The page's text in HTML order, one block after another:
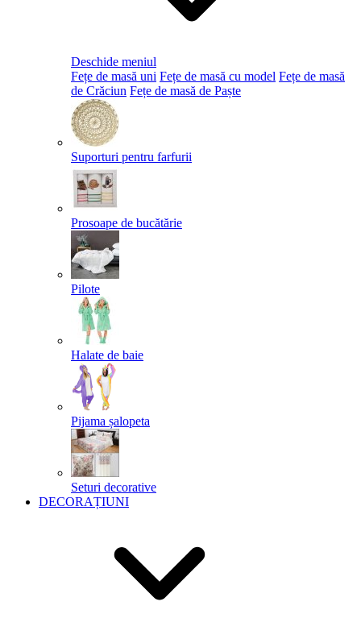
Deschide meniul
Fețe de masă uni Fețe de masă cu model Fețe de masă
de Crăciun Fețe de masă de Paște​
Suporturi pentru farfurii
Prosoape de bucătărie
Pilote
Halate de baie
Pijama șalopeta
Seturi decorative
DECORAȚIUNI